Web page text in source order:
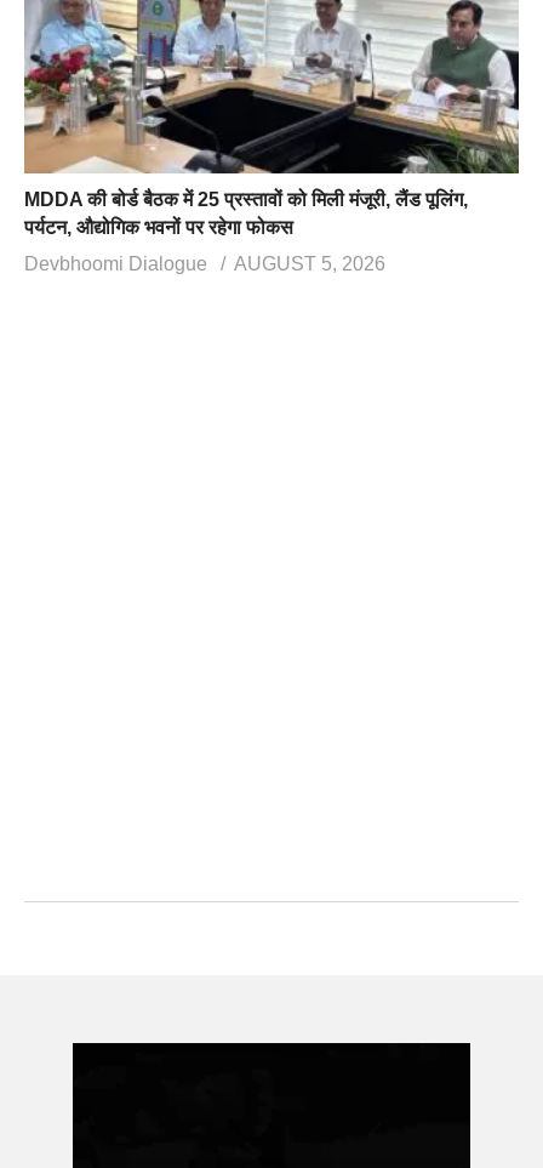
MDDA की बोर्ड बैठक में 25 प्रस्तावों को मिली मंजूरी, लैंड पूलिंग,
पर्यटन, औद्योगिक भवनों पर रहेगा फोकस
Devbhoomi Dialogue
AUGUST 5, 2026